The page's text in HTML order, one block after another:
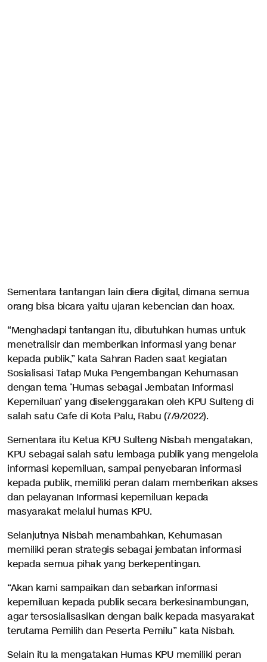
Sementara tantangan lain diera digital, dimana semua
orang bisa bicara yaitu ujaran kebencian dan hoax.
“Menghadapi tantangan itu, dibutuhkan humas untuk
menetralisir dan memberikan informasi yang benar
kepada publik,” kata Sahran Raden saat kegiatan
Sosialisasi Tatap Muka Pengembangan Kehumasan
dengan tema ‘Humas sebagai Jembatan Informasi
Kepemiluan’ yang diselenggarakan oleh KPU Sulteng di
salah satu Cafe di Kota Palu, Rabu (7/9/2022).
Sementara itu Ketua KPU Sulteng Nisbah mengatakan,
KPU sebagai salah satu lembaga publik yang mengelola
informasi kepemiluan, sampai penyebaran informasi
kepada publik, memiliki peran dalam memberikan akses
dan pelayanan Informasi kepemiluan kepada
masyarakat melalui humas KPU.
Selanjutnya Nisbah menambahkan, Kehumasan
memiliki peran strategis sebagai jembatan informasi
kepada semua pihak yang berkepentingan.
“Akan kami sampaikan dan sebarkan informasi
kepemiluan kepada publik secara berkesinambungan,
agar tersosialisasikan dengan baik kepada masyarakat
terutama Pemilih dan Peserta Pemilu” kata Nisbah.
Selain itu Ia mengatakan Humas KPU memiliki peran